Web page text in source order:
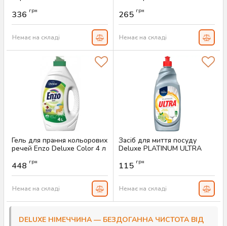
Артикул:
336 грн
Немає на складі
Артикул:
265 грн
Немає на складі
Гель для прання кольорових
речей Enzo Deluxe Color 4 л
Артикул:
448 грн
Немає на складі
Засіб для миття посуду
Deluxe PLATINUM ULTRA
Артикул:
115 грн
Немає на складі
DELUXE НІМЕЧЧИНА — БЕЗДОГАННА ЧИСТОТА ВІД